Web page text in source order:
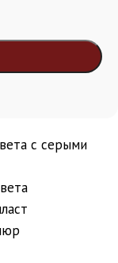
с серыми